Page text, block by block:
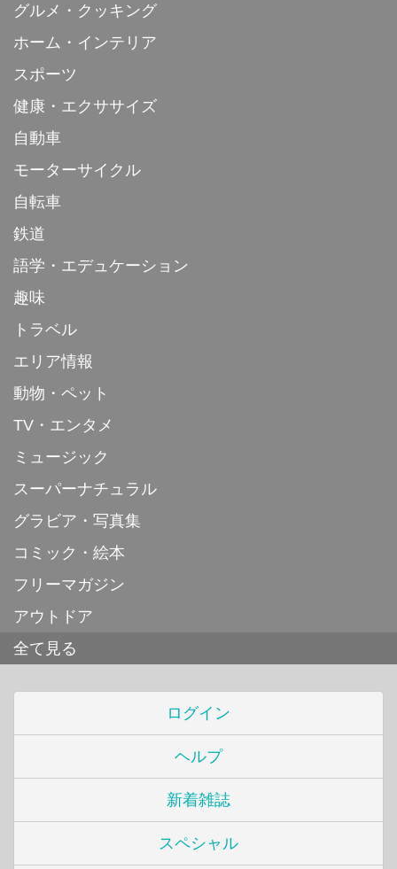
グルメ・クッキング
ホーム・インテリア
スポーツ
健康・エクササイズ
自動車
モーターサイクル
自転車
鉄道
語学・エデュケーション
趣味
トラベル
エリア情報
動物・ペット
TV・エンタメ
ミュージック
スーパーナチュラル
グラビア・写真集
コミック・絵本
フリーマガジン
アウトドア
全て見る
ログイン
ヘルプ
新着雑誌
スペシャル